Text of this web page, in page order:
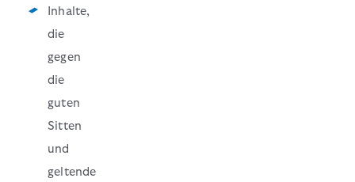
Inhalte,
die
gegen
die
guten
Sitten
und
geltende